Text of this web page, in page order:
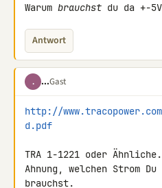
Warum brauchst du da +-
Antwort
. ...Gast
http://
d.pdf
TRA 1-1221 oder
Ahnung, welchen Strom Du
brauchst.